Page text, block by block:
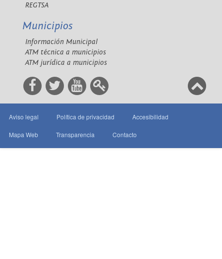
REGTSA
Municipios
Información Municipal
ATM técnica a municipios
ATM jurídica a municipios
Aviso legal Política de privacidad Accesibilidad
Mapa Web Transparencia Contacto